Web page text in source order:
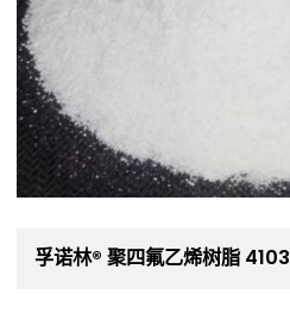
孚诺林® 聚四氟乙烯树脂 4103